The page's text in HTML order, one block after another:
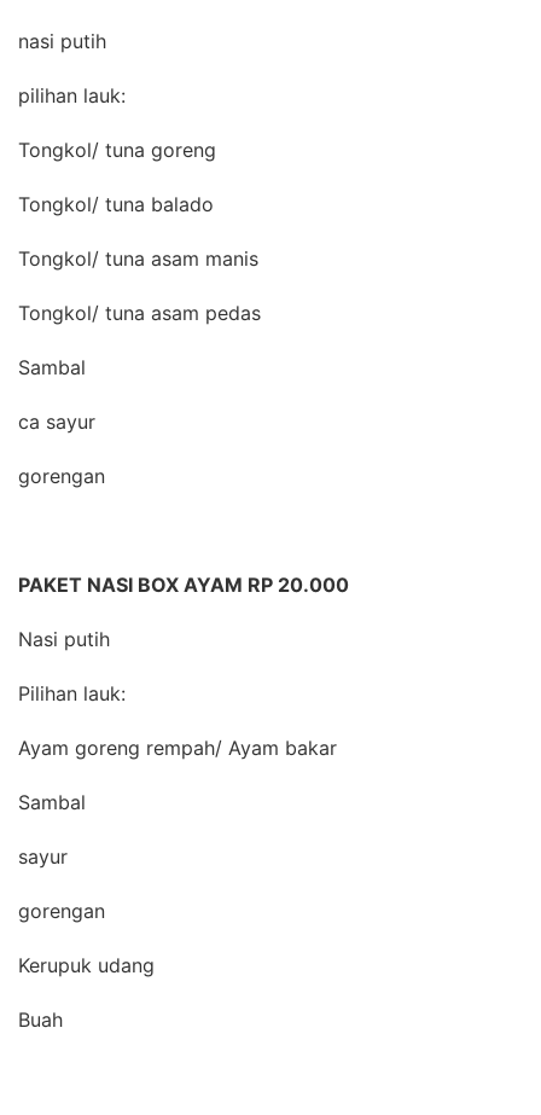
nasi putih
pilihan lauk:
Tongkol/ tuna goreng
Tongkol/ tuna balado
Tongkol/ tuna asam manis
Tongkol/ tuna asam pedas
Sambal
ca sayur
gorengan
PAKET NASI BOX AYAM RP 20.000
Nasi putih
Pilihan lauk:
Ayam goreng rempah/ Ayam bakar
Sambal
sayur
gorengan
Kerupuk udang
Buah